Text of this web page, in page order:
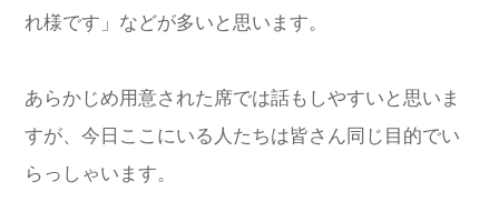
れ様です」などが多いと思います。
あらかじめ用意された席では話もしやすいと思いま
すが、今日ここにいる人たちは皆さん同じ目的でい
らっしゃいます。